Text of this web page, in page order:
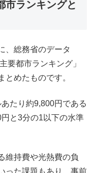
ランキングと
、総務省のデータ
要都市ランキング」
とめたものです。
たり約9,800円である
と3分の1以下の水準
維持費や光熱費の負
った課題もあり、事前